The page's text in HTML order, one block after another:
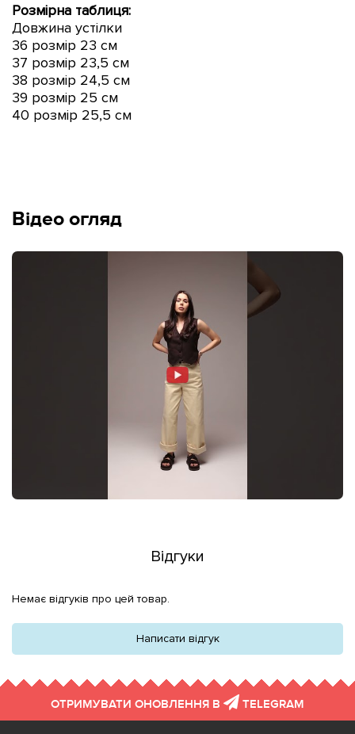
Розмірна таблиця:
Довжина устілки
36 розмір 23 см
37 розмір 23,5 см
38 розмір 24,5 см
39 розмір 25 см
40 розмір 25,5 см
Відео огляд
Відгуки
Немає відгуків про цей товар.
Написати відгук
ОТРИМУВАТИ ОНОВЛЕННЯ В TELEGRAM